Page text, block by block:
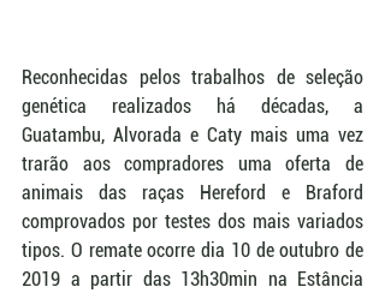
Reconhecidas pelos trabalhos de seleção
genética realizados há décadas, a
Guatambu, Alvorada e Caty mais uma vez
trarão aos compradores uma oferta de
animais das raças Hereford e Braford
comprovados por testes dos mais variados
tipos. O remate ocorre dia 10 de outubro de
2019 a partir das 13h30min na Estância